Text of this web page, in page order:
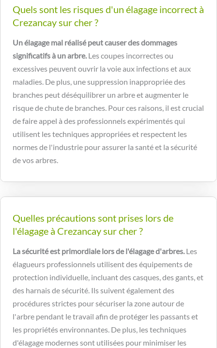
Quels sont les risques d'un élagage incorrect à
Crezancay sur cher ?
Un élagage mal réalisé peut causer des dommages
significatifs à un arbre.Les coupes incorrectes ou
excessives peuvent ouvrir la voie aux infections et aux
maladies. De plus, une suppression inappropriée des
branches peut déséquilibrer un arbre et augmenter le
risque de chute de branches. Pour ces raisons, il est crucial
de faire appel à des professionnels expérimentés qui
utilisent les techniques appropriées et respectent les
normes de l'industrie pour assurer la santé et la sécurité
de vos arbres.
Quelles précautions sont prises lors de
l'élagage à Crezancay sur cher ?
La sécurité est primordiale lors de l'élagage d'arbres.Les
élagueurs professionnels utilisent des équipements de
protection individuelle, incluant des casques, des gants, et
des harnais de sécurité. Ils suivent également des
procédures strictes pour sécuriser la zone autour de
l'arbre pendant le travail afin de protéger les passants et
les propriétés environnantes. De plus, les techniques
d'élagage modernes sont utilisées pour minimiser les